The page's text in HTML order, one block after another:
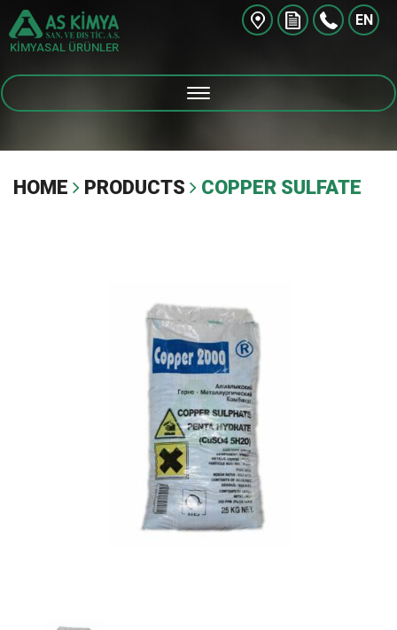
KİMYASAL ÜRÜNLER
EN
HOME PRODUCTS COPPER SULFATE